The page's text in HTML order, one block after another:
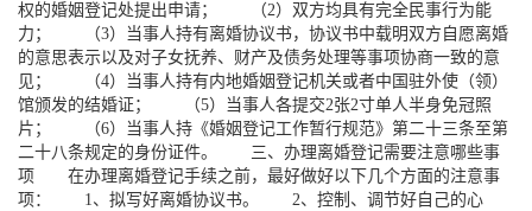
权的婚姻登记处提出申请； （2）双方均具有完全民事行为能
力； （3）当事人持有离婚协议书，协议书中载明双方自愿离婚
的意思表示以及对子女抚养、财产及债务处理等事项协商一致的意
见； （4）当事人持有内地婚姻登记机关或者中国驻外使（领）
馆颁发的结婚证； （5）当事人各提交2张2寸单人半身免冠照
片； （6）当事人持《婚姻登记工作暂行规范》第二十三条至第
二十八条规定的身份证件。 三、办理离婚登记需要注意哪些事
项 在办理离婚登记手续之前，最好做好以下几个方面的注意事
项： 1、拟写好离婚协议书。 2、控制、调节好自己的心